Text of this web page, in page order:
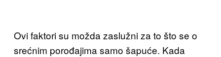
Ovi faktori su možda zaslužni za to što se o
srećnim porođajima samo šapuće. Kada